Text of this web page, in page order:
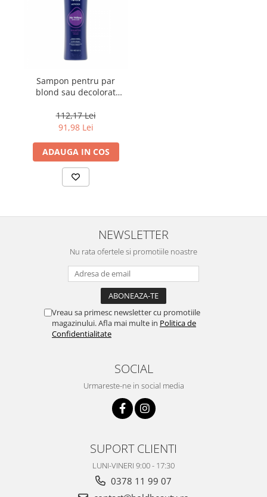
Sampon pentru par
blond sau decolorat
Yellow, 1000 ml
112,17 Lei
91,98 Lei
ADAUGA IN COS
NEWSLETTER
Nu rata ofertele si promotiile noastre
Vreau sa primesc newsletter cu promotiile
magazinului. Afla mai multe in Politica de
Confidentialitate
SOCIAL
Urmareste-ne in social media
SUPORT CLIENTI
LUNI-VINERI 9:00 - 17:30
0378 11 99 07